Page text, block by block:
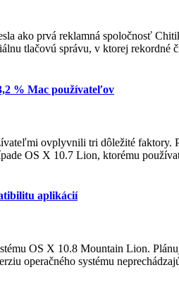
ako prvá reklamná spoločnosť
tlačovú správu, v ktorej
% Mac používateľov
ovplyvnili tri dôležité
OS X 10.7 Lion, ktorému
aplikácií
OS X 10.8 Mountain Lion.
operačného systému